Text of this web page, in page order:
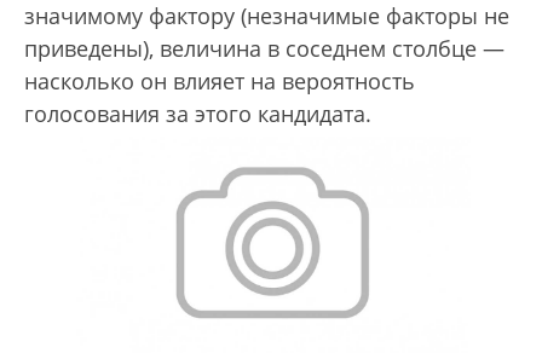
значимому фактору (незначимые факторы не
приведены), величина в соседнем столбце —
насколько он влияет на вероятность
голосования за этого кандидата.